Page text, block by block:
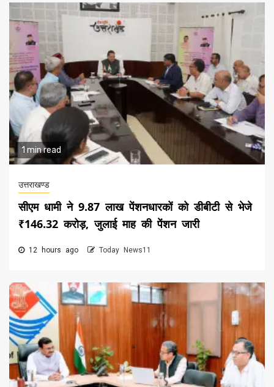
1 min read
उत्तराखण्ड
सीएम धामी ने 9.87 लाख पेंशनधारकों को डीबीटी से भेजे
₹146.32 करोड़, जुलाई माह की पेंशन जारी
12 hours ago Today News11